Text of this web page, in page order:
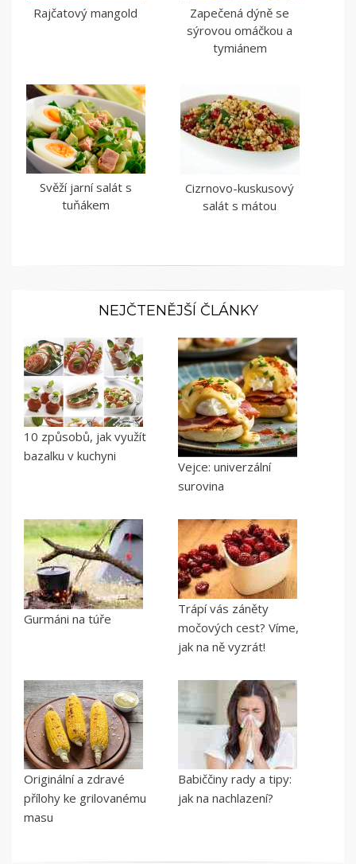
Rajčatový mangold
Zapečená dýně se
sýrovou omáčkou a
tymiánem
Svěží jarní salát s
tuňákem
Cizrnovo-kuskusový
salát s mátou
NEJČTENĚJŠÍ ČLÁNKY
10 způsobů, jak využít
bazalku v kuchyni
Vejce: univerzální
surovina
Gurmáni na túře
Trápí vás záněty
močových cest? Víme,
jak na ně vyzrát!
Originální a zdravé
přílohy ke grilovanému
masu
Babiččiny rady a tipy:
jak na nachlazení?